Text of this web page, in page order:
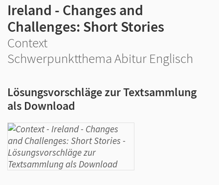
Ireland - Changes and
Challenges: Short Stories
Context
Schwerpunktthema Abitur Englisch
Lösungsvorschläge zur Textsammlung
als Download